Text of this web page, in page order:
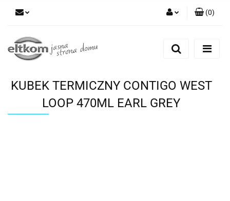
Zarejestruj się
(0)
KUBEK TERMICZNY CONTIGO WEST
LOOP 470ML EARL GREY